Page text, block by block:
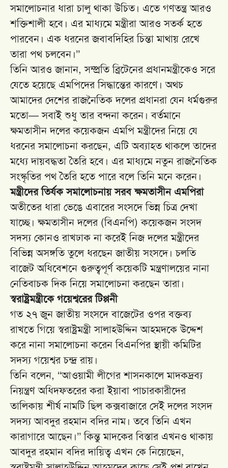
সমালোচনার ধারা চালু থাকা উচিত। এতে গণতন্ত্র আরও
শক্তিশালী হবে। এর মাধ্যমে মন্ত্রীরা আরও সতর্ক হতে
পারবেন। এক ধরনের জবাবদিহির চিন্তা মাথায় রেখে
তারা পথ চলবেন।’’
তিনি আরও জানান, সম্প্রতি ব্রিটেনের প্রধানমন্ত্রীকেও সরে
যেতে হয়েছে এমপিদের সিদ্ধান্তের কারণে। অথচ
আমাদের দেশের রাজনৈতিক দলের প্রধানরা যেন ধর্মগুরুর
মতো— সবাই শুধু তার বন্দনা করেন। বর্তমানে
ক্ষমতাসীন দলের কয়েকজন এমপি মন্ত্রীদের নিয়ে যে
ধরনের সমালোচনা করছেন, এটি অব্যাহত থাকলে তাদের
মধ্যে দায়বদ্ধতা তৈরি হবে। এর মাধ্যমে নতুন রাজনৈতিক
সংস্কৃতির পথ তৈরি হতে পারে বলে তিনি মনে করেন।
মন্ত্রীদের তির্যক সমালোচনায় সরব ক্ষমতাসীন এমপিরা
অতীতের ধারা ভেঙে এবারের সংসদে ভিন্ন চিত্র দেখা
যাচ্ছে। ক্ষমতাসীন দলের (বিএনপি) কয়েকজন সংসদ
সদস্য কোনও রাখঢাক না করেই নিজ দলের মন্ত্রীদের
বিভিন্ন অসঙ্গতি তুলে ধরছেন জাতীয় সংসদে। চলতি
বাজেট অধিবেশনে গুরুত্বপূর্ণ কয়েকটি মন্ত্রণালয়ের নানা
নেতিবাচক দিক নিয়ে সমালোচনা করছেন তারা।
স্বরাষ্ট্রমন্ত্রীকে গয়েশ্বরের টিপ্পনী
গত ২৭ জুন জাতীয় সংসদে বাজেটের ওপর বক্তব্য
রাখতে গিয়ে স্বরাষ্ট্রমন্ত্রী সালাহউদ্দিন আহমদকে উদ্দেশ
করে নানা সমালোচনা করেন বিএনপির স্থায়ী কমিটির
সদস্য গয়েশ্বর চন্দ্র রায়।
তিনি বলেন, ‘‘আওয়ামী লীগের শাসনকালে মাদকদ্রব্য
নিয়ন্ত্রণ অধিদফতরের করা ইয়াবা পাচারকারীদের
তালিকায় শীর্ষ নামটি ছিল কক্সবাজারে সেই দলের সংসদ
সদস্য আবদুর রহমান বদির নাম। তবে তিনি এখন
কারাগারে আছেন।’’ কিন্তু মাদকের বিস্তার এখনও থাকায়
আবদুর রহমান বদির দায়িত্ব এখন কে নিয়েছেন,